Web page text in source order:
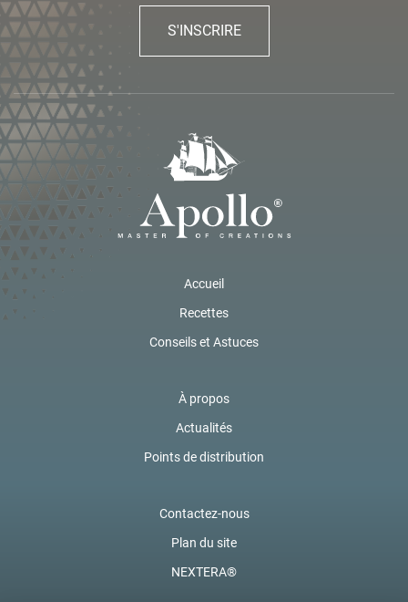
S'INSCRIRE
Accueil
Recettes
Conseils et Astuces
À propos
Actualités
Points de distribution
Contactez-nous
Plan du site
NEXTERA®